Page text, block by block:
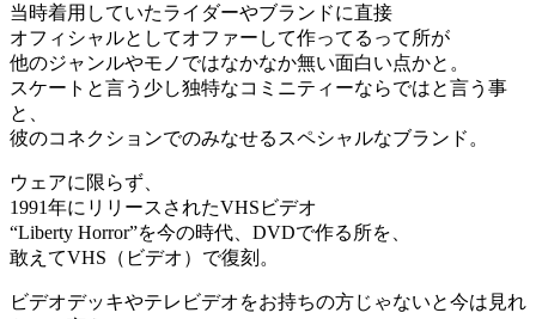
当時着用していたライダーやブランドに直接
オフィシャルとしてオファーして作ってるって所が
他のジャンルやモノではなかなか無い面白い点かと。
スケートと言う少し独特なコミニティーならではと言う事
と、
彼のコネクションでのみなせるスペシャルなブランド。
ウェアに限らず、
1991年にリリースされたVHSビデオ
“Liberty Horror”を今の時代、DVDで作る所を、
敢えてVHS（ビデオ）で復刻。
ビデオデッキやテレビデオをお持ちの方じゃないと今は見れ